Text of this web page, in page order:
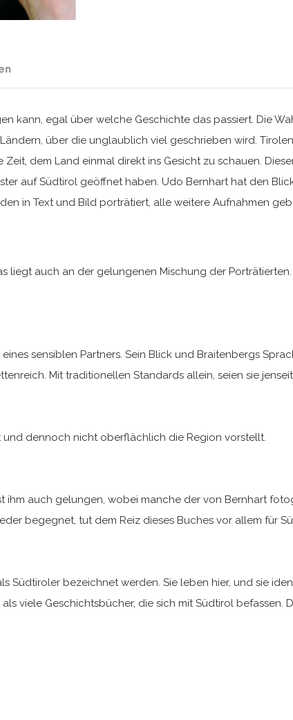
kann, egal über welche Geschichte das passiert. Die
über die unglaublich viel geschrieben wird.
dem Land einmal direkt ins Gesicht zu schauen.
auf Südtirol geöffnet haben. Udo Bernhart hat den
in Text und Bild porträtiert, alle weitere Aufnahmen
liegt auch an der gelungenen Mischung der
sensiblen Partners. Sein Blick und Braitenbergs
Mit traditionellen Standards allein, seien sie
dennoch nicht oberflächlich die Region vorstellt.
auch gelungen, wobei manche der von Bernhart
begegnet, tut dem Reiz dieses Buches vor allem für
Südtiroler bezeichnet werden. Sie leben hier, und sie
viele Geschichtsbücher, die sich mit Südtirol